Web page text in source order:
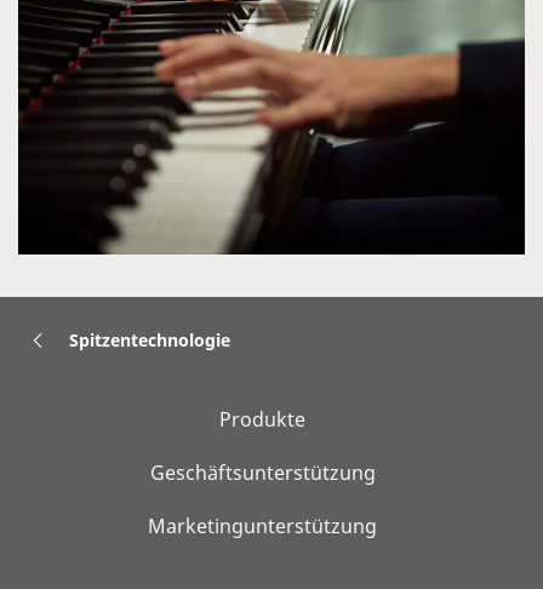
Spitzentechnologie
Produkte
Geschäftsunterstützung
Marketingunterstützung